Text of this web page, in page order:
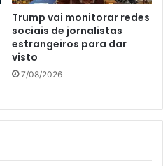
Trump vai monitorar redes
sociais de jornalistas
estrangeiros para dar
visto
7/08/2026